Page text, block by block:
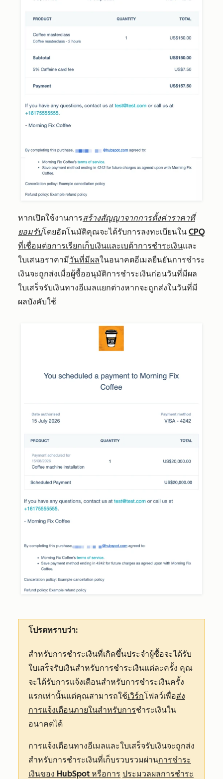
หากเปิดใช้งานการสร้างสัญญาจากการตั้งค่าราคาที่
ยอมรับโดยอัตโนมัติคุณจะได้รับการลงทะเบียนใน CPQ
ที่เชื่อมต่อการเรียกเก็บเงินและเบต้าการชำระเงินและ
ใบเสนอราคามีวันที่มีผลในอนาคตอีเมลยืนยันการชำระ
เงินจะถูกส่งเมื่อผู้ซื้ออนุมัติการชำระเงินก่อนวันที่มีผล
ใบเสร็จรับเงินทางอีเมลแยกต่างหากจะถูกส่งในวันที่มี
ผลบังคับใช้
โปรดทราบว่า:
สำหรับการชำระเงินที่เกิดขึ้นประจำผู้ซื้อจะได้รับ
ใบเสร็จรับเงินสำหรับการชำระเงินแต่ละครั้ง คุณ
จะได้รับการแจ้งเตือนสำหรับการชำระเงินครั้ง
แรกเท่านั้นแต่คุณสามารถใช้เวิร์กโฟลว์เพื่อส่ง
การแจ้งเตือนภายในสำหรับการชำระเงินใน
อนาคตได้
การแจ้งเตือนทางอีเมลและใบเสร็จรับเงินจะถูกส่ง
สำหรับการชำระเงินที่เก็บรวบรวมผ่านการชำระ
เงินของ HubSpot หรือการ ประมวลผลการชำระ